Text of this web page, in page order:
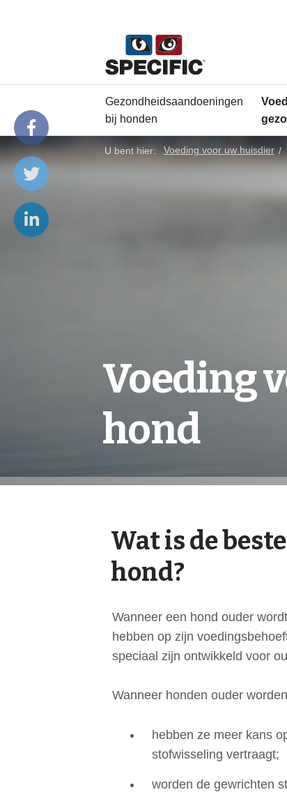
Gezondheidsaandoeningen
bij honden
U bent hier: Voeding voor uw huisdier
Voeding
hond
Wat is de
hond?
Wanneer een hond ouder
hebben op zijn
speciaal zijn ontwikkeld voor
Wanneer honden ouder
hebben ze meer kans
stofwisseling vertraagt;
worden de gewrichten